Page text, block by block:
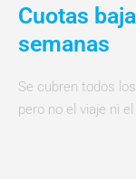
Cuotas
semanas
Se cubren todos
pero no el viaje ni el